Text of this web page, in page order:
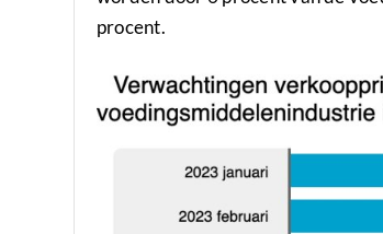
procent.